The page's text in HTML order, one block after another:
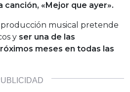
canción, «Mejor que ayer».
producción musical pretende
y ser una de las
meses en todas las